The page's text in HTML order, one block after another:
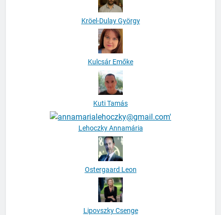
Kröel-Dulay György
Kulcsár Emőke
Kuti Tamás
Lehoczky Annamária
Ostergaard Leon
Lipovszky Csenge